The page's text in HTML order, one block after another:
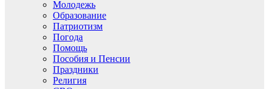
Молодежь
Образование
Патриотизм
Погода
Помощь
Пособия и Пенсии
Праздники
Религия